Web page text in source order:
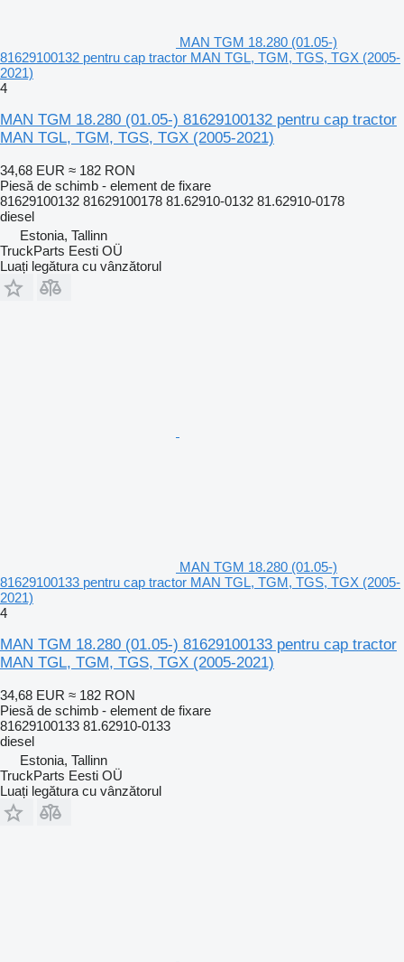
MAN TGM 18.280 (01.05-)
81629100132 pentru cap tractor MAN TGL, TGM, TGS, TGX (2005-
2021)
4
MAN TGM 18.280 (01.05-) 81629100132 pentru cap tractor
MAN TGL, TGM, TGS, TGX (2005-2021)
34,68 EUR ≈ 182 RON
Piesă de schimb - element de fixare
81629100132 81629100178 81.62910-0132 81.62910-0178
diesel
Estonia, Tallinn
TruckParts Eesti OÜ
Luați legătura cu vânzătorul
MAN TGM 18.280 (01.05-)
81629100133 pentru cap tractor MAN TGL, TGM, TGS, TGX (2005-
2021)
4
MAN TGM 18.280 (01.05-) 81629100133 pentru cap tractor
MAN TGL, TGM, TGS, TGX (2005-2021)
34,68 EUR ≈ 182 RON
Piesă de schimb - element de fixare
81629100133 81.62910-0133
diesel
Estonia, Tallinn
TruckParts Eesti OÜ
Luați legătura cu vânzătorul